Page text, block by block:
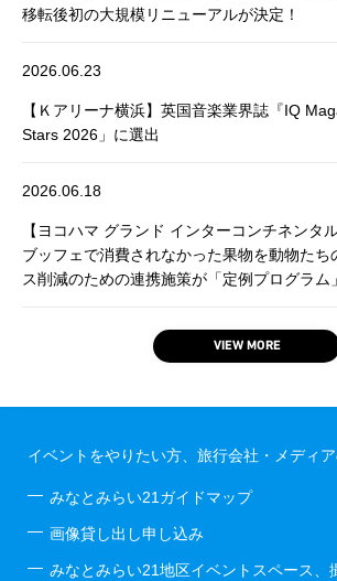
移転後初の大規模リニューアルが決定！
2026.06.23
【Ｋアリーナ横浜】英国音楽業界誌『IQ
Stars 2026」に選出
2026.06.18
【ヨコハマ グランド インターコンチネンタ
ブッフェで消費されなかった果物を動物たち
ス削減のための連携施策が「定例プログラム
VIEW MORE
イベントをやりたい方、旅行会社・メディ
みなとみらい21ガイドマップ
画像貸し出し申し込み
みなとみらい21地区イベントスペース、